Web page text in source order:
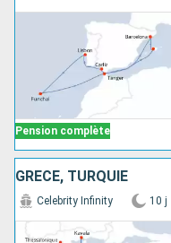
Pension complète
GRÈCE, TURQUIE
Celebrity Infinity 10 j